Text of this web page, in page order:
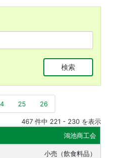
検索
) 25 26
467 件中 221 - 230 を表示
鴻池商工会
小売（飲食料品）